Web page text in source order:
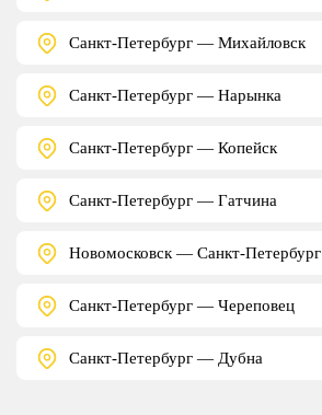
Санкт-Петербург — Михайловск
Санкт-Петербург — Нарынка
Санкт-Петербург — Копейск
Санкт-Петербург — Гатчина
Новомосковск — Санкт-Петербург
Санкт-Петербург — Череповец
Санкт-Петербург — Дубна